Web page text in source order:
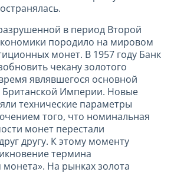
в период Второй
породило на мировом
монет. В 1957 году Банк
чекану золотого
являвшегося основной
Империи. Новые
технические параметры
того, что номинальная
монет перестали
другу. К этому моменту
термина
На рынках золота